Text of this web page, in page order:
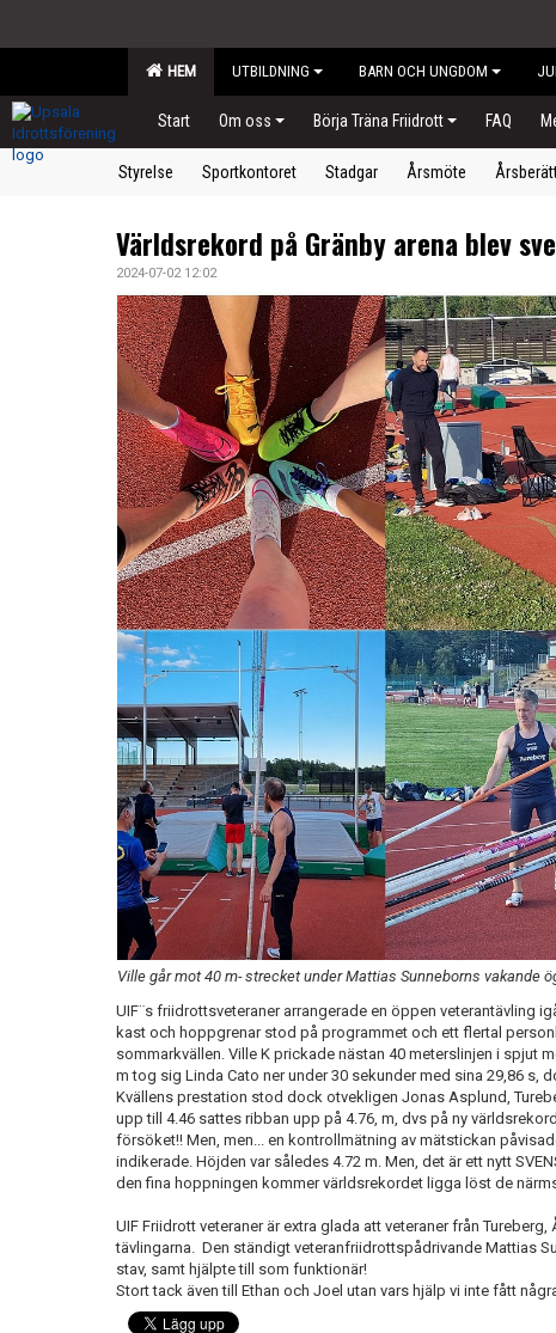
HEM UTBILDNING BARN OCH UNGDOM
Start Om oss Börja Träna Friidrott FAQ
Styrelse Sportkontoret Stadgar Årsmöte
Världsrekord på Gränby arena blev
2024-07-02 12:02
Ville går mot 40 m- strecket under Mattias Sunneborns vakande
UIF¨s friidrottsveteraner arrangerade en öppen veterantävling
kast och hoppgrenar stod på programmet och ett flertal
sommarkvällen. Ville K prickade nästan 40 meterslinjen i spjut
m tog sig Linda Cato ner under 30 sekunder med sina 29,86 s,
Kvällens prestation stod dock otvekligen Jonas Asplund,
upp till 4.46 sattes ribban upp på 4.76, m, dvs på ny
försöket!! Men, men... en kontrollmätning av mätstickan
indikerade. Höjden var således 4.72 m. Men, det är ett nytt
den fina hoppningen kommer världsrekordet ligga löst de
UIF Friidrott veteraner är extra glada att veteraner från
tävlingarna. Den ständigt veteranfriidrottspådrivande Mattias
stav, samt hjälpte till som funktionär!
Stort tack även till Ethan och Joel utan vars hjälp vi inte fått